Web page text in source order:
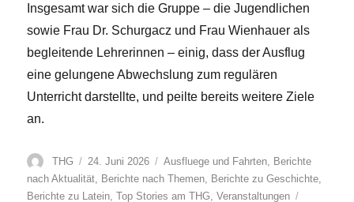
Insgesamt war sich die Gruppe – die Jugendlichen
sowie Frau Dr. Schurgacz und Frau Wienhauer als
begleitende Lehrerinnen – einig, dass der Ausflug
eine gelungene Abwechslung zum regulären
Unterricht darstellte, und peilte bereits weitere Ziele
an.
Autor
THG
Veröffentlicht
am
24. Juni 2026 Kategorien
Ausfluege und Fahrten Berichte
nach Aktualität Berichte nach Themen Berichte zu Geschichte
Berichte zu Latein ,Top Stories am THG ,Veranstaltungen